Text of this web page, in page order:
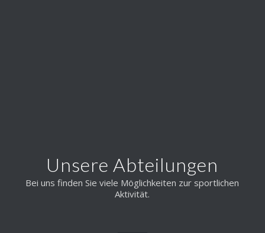
Unsere Abteilungen
Bei uns finden Sie viele Möglichkeiten zur sportlichen
Aktivität.